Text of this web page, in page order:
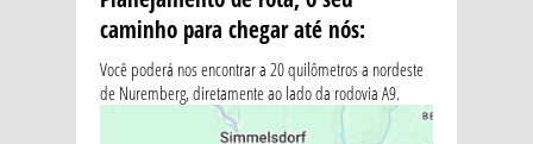
caminho para chegar até nós:
Você poderá nos encontrar a 20 quilômetros a nordeste
de Nuremberg, diretamente ao lado da rodovia A9.